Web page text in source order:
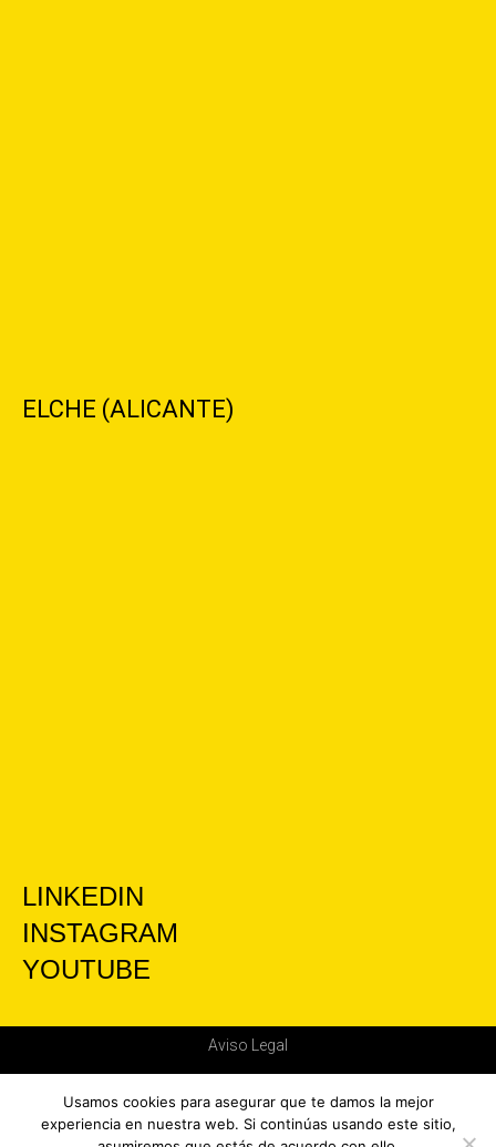
ELCHE (ALICANTE)
LINKEDIN
INSTAGRAM
YOUTUBE
Aviso Legal
Usamos cookies para asegurar que te damos la mejor
experiencia en nuestra web. Si continúas usando este sitio,